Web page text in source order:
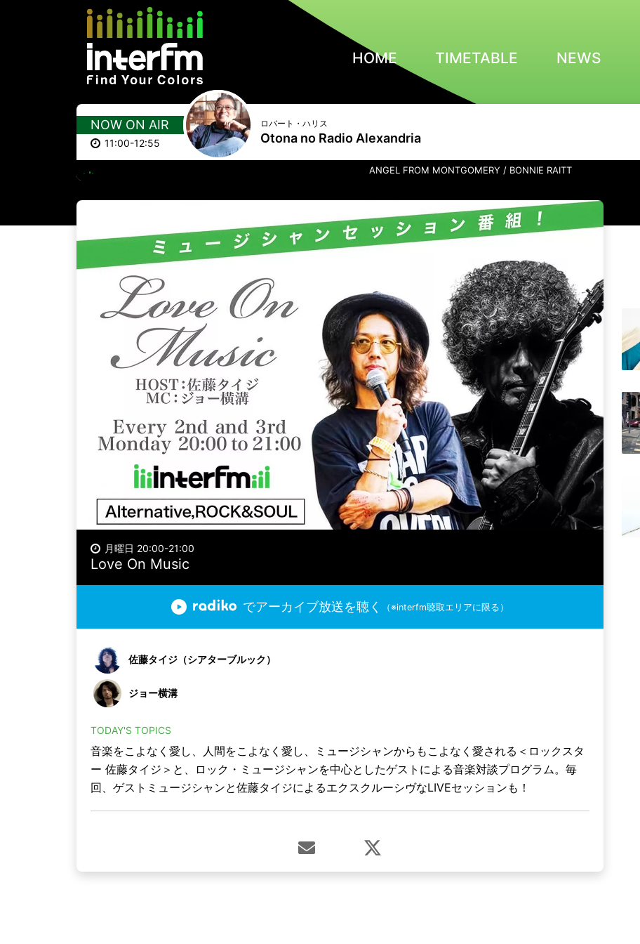
HOME TIMETABLE NEWS
NOW ON AIR
11:00-12:55
ロバート・ハリス
Otona no Radio Alexandria
ANGEL FROM MONTGOMERY / BONNIE RAITT
月曜日 20:00-21:00
Love On Music
でアーカイブ放送を聴く （※interfm聴取エリアに限る）
佐藤タイジ（シアターブルック）
ジョー横溝
TODAY'S TOPICS
音楽をこよなく愛し、人間をこよなく愛し、ミュージシャンからもこよなく愛される＜ロックスタ
ー 佐藤タイジ＞と、ロック・ミュージシャンを中心としたゲストによる音楽対談プログラム。毎
回、ゲストミュージシャンと佐藤タイジによるエクスクルーシヴなLIVEセッションも！